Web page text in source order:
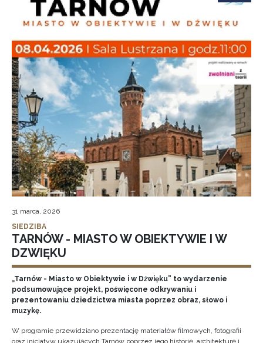
31 marca, 2026
SIEDZIBA
TARNÓW - MIASTO W OBIEKTYWIE I W
DZWIĘKU
„Tarnów - Miasto w Obiektywie i w Dźwięku” to wydarzenie
podsumowujące projekt, poświęcone odkrywaniu i
prezentowaniu dziedzictwa miasta poprzez obraz, słowo i
muzykę.
W programie przewidziano prezentację materiałów filmowych, fotografii
oraz inicjatyw ukazujących Tarnów poprzez jego historię, architekturę i